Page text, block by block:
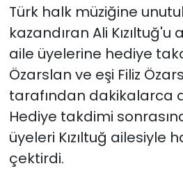
Türk halk müziğine
kazandıran Ali
aile üyelerine hediye
Özarslan ve eşi Filiz
tarafından dakikalarca
Hediye takdimi
üyeleri Kızıltuğ ailesiyle
çektirdi.